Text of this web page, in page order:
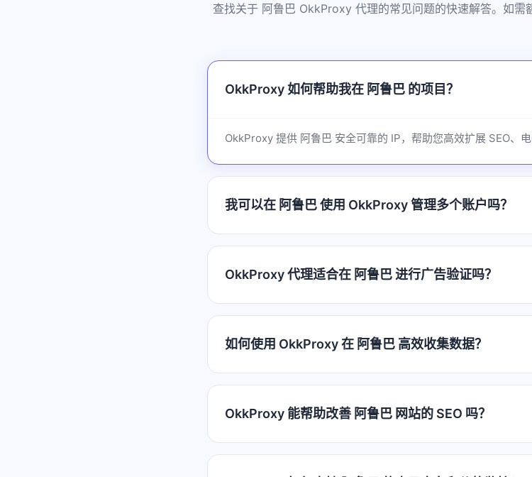
查找关于 阿鲁巴 OkkProxy 代理的常见问题的快速解答。如需
OkkProxy 如何帮助我在 阿鲁巴 的项目？
OkkProxy 提供 阿鲁巴 安全可靠的 IP，帮助您高效扩展 SEO、电
我可以在 阿鲁巴 使用 OkkProxy 管理多个账户吗？
OkkProxy 代理适合在 阿鲁巴 进行广告验证吗？
如何使用 OkkProxy 在 阿鲁巴 高效收集数据？
OkkProxy 能帮助改善 阿鲁巴 网站的 SEO 吗？